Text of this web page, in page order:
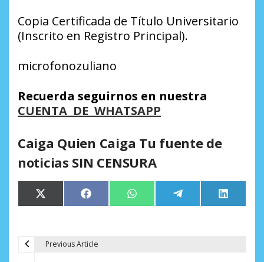
Copia Certificada de Título Universitario
(Inscrito en Registro Principal).
microfonozuliano
Recuerda seguirnos en nuestra
CUENTA DE WHATSAPP
Caiga Quien Caiga Tu fuente de
noticias SIN CENSURA
Compartir
en
X
(Twitter)
Compartir
en
Facebook Compartir
en
WhatsApp Compartir
en
Telegram
en
LinkedIn
Previous Article